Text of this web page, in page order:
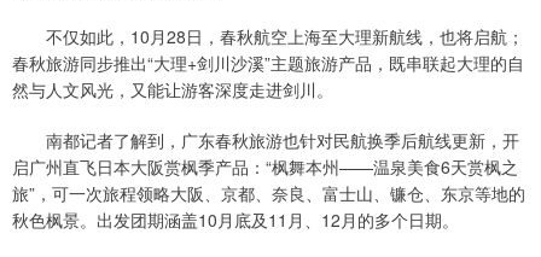
不仅如此，10月28日，春秋航空上海至大理新航线，也将启航；
春秋旅游同步推出“大理+剑川沙溪”主题旅游产品，既串联起大理的自
然与人文风光，又能让游客深度走进剑川。
南都记者了解到，广东春秋旅游也针对民航换季后航线更新，开
启广州直飞日本大阪赏枫季产品：“枫舞本州——温泉美食6天赏枫之
旅”，可一次旅程领略大阪、京都、奈良、富士山、镰仓、东京等地的
秋色枫景。出发团期涵盖10月底及11月、12月的多个日期。